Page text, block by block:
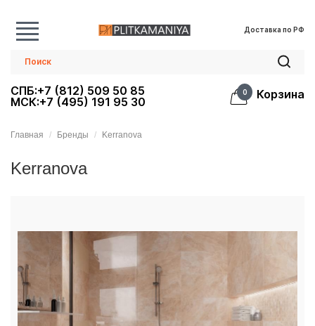
Доставка по РФ
СПБ:+7 (812) 509 50 85
МСК:+7 (495) 191 95 30
0 Корзина
Главная Бренды Kerranova
Kerranova